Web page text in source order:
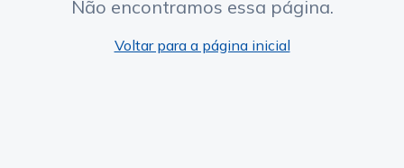
Não encontramos essa página.
Voltar para a página inicial